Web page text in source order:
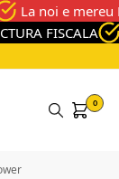
La noi e mereu
FISCALA
0